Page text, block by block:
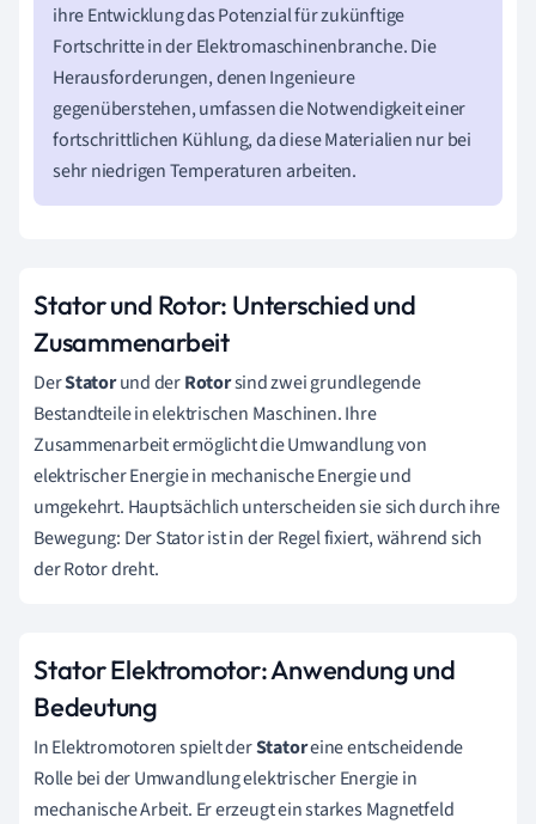
ihre Entwicklung das Potenzial für zukünftige
Fortschritte in der Elektromaschinenbranche. Die
Herausforderungen, denen Ingenieure
gegenüberstehen, umfassen die Notwendigkeit einer
fortschrittlichen Kühlung, da diese Materialien nur bei
sehr niedrigen Temperaturen arbeiten.
Stator und Rotor: Unterschied und
Zusammenarbeit
DerStatorund derRotorsind zwei grundlegende
Bestandteile in elektrischen Maschinen. Ihre
Zusammenarbeit ermöglicht die Umwandlung von
elektrischer Energie in mechanische Energie und
umgekehrt. Hauptsächlich unterscheiden sie sich durch ihre
Bewegung: Der Stator ist in der Regel fixiert, während sich
der Rotor dreht.
Stator Elektromotor: Anwendung und
Bedeutung
In Elektromotoren spielt derStatoreine entscheidende
Rolle bei der Umwandlung elektrischer Energie in
mechanische Arbeit. Er erzeugt ein starkes Magnetfeld